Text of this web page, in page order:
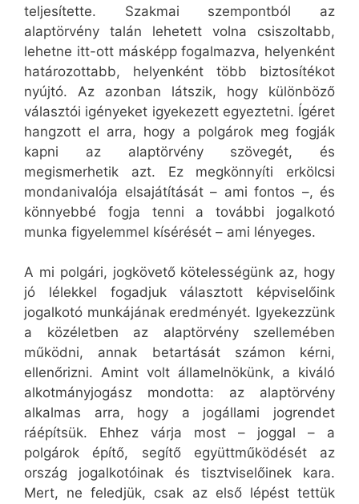
teljesítette. Szakmai szempontból az
alaptörvény talán lehetett volna csiszoltabb,
lehetne itt-ott másképp fogalmazva, helyenként
határozottabb, helyenként több biztosítékot
nyújtó. Az azonban látszik, hogy különböző
választói igényeket igyekezett egyeztetni. Ígéret
hangzott el arra, hogy a polgárok meg fogják
kapni az alaptörvény szövegét, és
megismerhetik azt. Ez megkönnyíti erkölcsi
mondanivalója elsajátítását – ami fontos –, és
könnyebbé fogja tenni a további jogalkotó
munka figyelemmel kísérését – ami lényeges.
A mi polgári, jogkövető kötelességünk az, hogy
jó lélekkel fogadjuk választott képviselőink
jogalkotó munkájának eredményét. Igyekezzünk
a közéletben az alaptörvény szellemében
működni, annak betartását számon kérni,
ellenőrizni. Amint volt államelnökünk, a kiváló
alkotmányjogász mondotta: az alaptörvény
alkalmas arra, hogy a jogállami jogrendet
ráépítsük. Ehhez várja most – joggal – a
polgárok építő, segítő együttműködését az
ország jogalkotóinak és tisztviselőinek kara.
Mert, ne feledjük, csak az első lépést tettük